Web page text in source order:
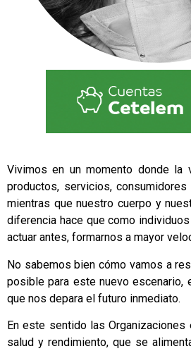
Vivimos en un momento donde la
productos, servicios,
mientras que nuestro cuerpo y
diferencia hace que como
actuar antes, formarnos a mayor
No sabemos bien cómo vamos a
posible para este nuevo
que nos depara el futuro inmediato.
En este sentido las
salud y rendimiento, que se